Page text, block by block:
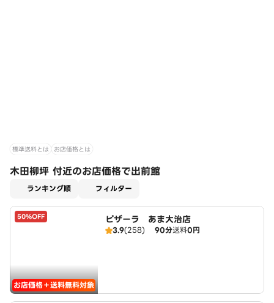
標準送料とは お店価格とは
木田柳坪 付近のお店価格で出前館
ランキング順 フィルター
50%OFF
お店価格＋送料無料対象
ピザーラ あま大治店
3.9(258) 90分送料0円